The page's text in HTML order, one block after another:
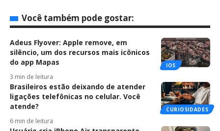
Você também pode gostar:
IOS
Adeus Flyover: Apple remove, em
silêncio, um dos recursos mais icônicos
do app Mapas
3 min de leitura
CURIOSIDADES
Brasileiros estão deixando de atender
ligações telefônicas no celular. Você
atende?
6 min de leitura